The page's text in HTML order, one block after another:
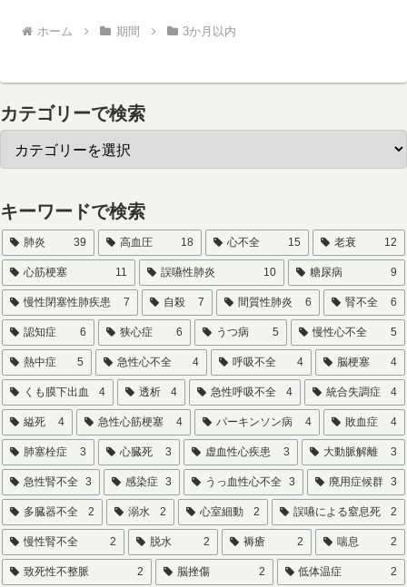
ホーム 期間 3か月以内
カテゴリーで検索
キーワードで検索
肺炎 39 高血圧 18 心不全 15 老衰 12
心筋梗塞 11 誤嚥性肺炎 10 糖尿病 9
慢性閉塞性肺疾患 7 自殺 7 間質性肺炎 6 腎不全 6
認知症 6 狭心症 6 うつ病 5 慢性心不全 5
熱中症 5 急性心不全 4 呼吸不全 4 脳梗塞 4
くも膜下出血 4 透析 4 急性呼吸不全 4 統合失調症 4
縊死 4 急性心筋梗塞 4 パーキンソン病 4 敗血症 4
肺塞栓症 3 心臓死 3 虚血性心疾患 3 大動脈解離 3
急性腎不全 3 感染症 3 うっ血性心不全 3 廃用症候群 3
多臓器不全 2 溺水 2 心室細動 2 誤嚥による窒息死 2
慢性腎不全 2 脱水 2 褥瘡 2 喘息 2
致死性不整脈 2 脳挫傷 2 低体温症 2